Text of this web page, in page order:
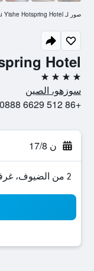
Hotel
4 نجوم
سوزهو، الصين
+86 512 6629 0888
ن 17/8
2 من الضيوف، غرفة واحدة
صور لـ Suzhou Yishe Hotspring Hotel